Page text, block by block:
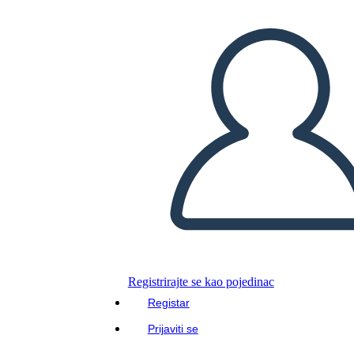
Registrirajte se kao pojedinac
Registar
Prijaviti se
IZRADITE PLOČU SCENARIJA
REPRODUCIRAJ DIJAPROJEKCIJU
ČITAJ MI